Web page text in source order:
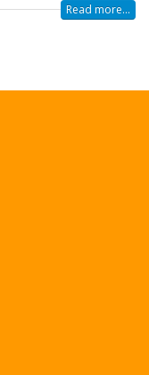
Read more...